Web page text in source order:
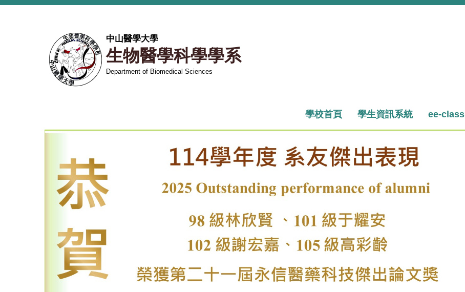
跳
中山醫學大學
生物醫學科學學系
Department of Biomedical Sciences
學校首頁 學生資訊系統 ee-class